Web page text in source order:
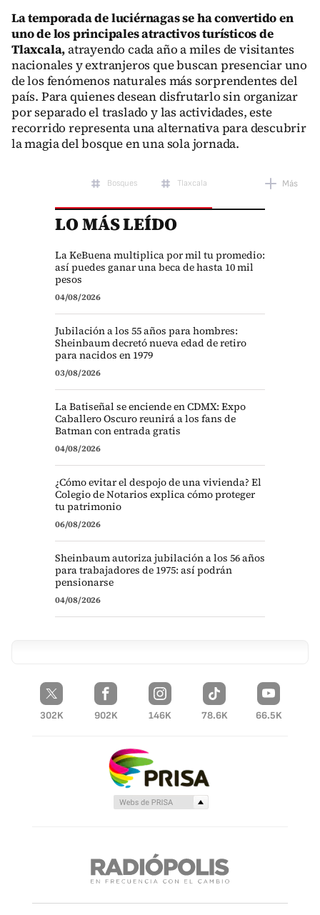
La temporada de luciérnagas se ha convertido en
uno de los principales atractivos turísticos de
Tlaxcala,atrayendo cada año a miles de visitantes
nacionales y extranjeros que buscan presenciar uno
de los fenómenos naturales más sorprendentes del
país. Para quienes desean disfrutarlo sin organizar
por separado el traslado y las actividades, este
recorrido representa una alternativa para descubrir
la magia del bosque en una sola jornada.
Más
Bosques Tlaxcala
LO MÁS LEÍDO
La KeBuena multiplica por mil tu promedio:
así puedes ganar una beca de hasta 10 mil
pesos
04/08/2026
Jubilación a los 55 años para hombres:
Sheinbaum decretó nueva edad de retiro
para nacidos en 1979
03/08/2026
La Batiseñal se enciende en CDMX: Expo
Caballero Oscuro reunirá a los fans de
Batman con entrada gratis
04/08/2026
¿Cómo evitar el despojo de una vivienda? El
Colegio de Notarios explica cómo proteger
tu patrimonio
06/08/2026
Sheinbaum autoriza jubilación a los 56 años
para trabajadores de 1975: así podrán
pensionarse
04/08/2026
302K 902K 146K 78.6K 66.5K